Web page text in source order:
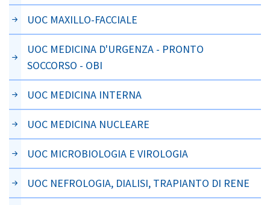
UOC MAXILLO-FACCIALE
UOC MEDICINA D'URGENZA - PRONTO
SOCCORSO - OBI
UOC MEDICINA INTERNA
UOC MEDICINA NUCLEARE
UOC MICROBIOLOGIA E VIROLOGIA
UOC NEFROLOGIA, DIALISI, TRAPIANTO DI RENE